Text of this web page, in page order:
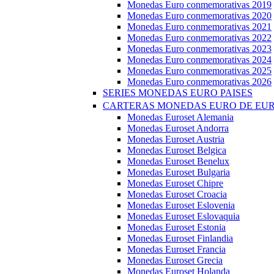
Monedas Euro conmemorativas 2019
Monedas Euro conmemorativas 2020
Monedas Euro conmemorativas 2021
Monedas Euro conmemorativas 2022
Monedas Euro conmemorativas 2023
Monedas Euro conmemorativas 2024
Monedas Euro conmemorativas 2025
Monedas Euro conmemorativas 2026
SERIES MONEDAS EURO PAISES
CARTERAS MONEDAS EURO DE
Monedas Euroset Alemania
Monedas Euroset Andorra
Monedas Euroset Austria
Monedas Euroset Belgica
Monedas Euroset Benelux
Monedas Euroset Bulgaria
Monedas Euroset Chipre
Monedas Euroset Croacia
Monedas Euroset Eslovenia
Monedas Euroset Eslovaquia
Monedas Euroset Estonia
Monedas Euroset Finlandia
Monedas Euroset Francia
Monedas Euroset Grecia
Monedas Euroset Holanda